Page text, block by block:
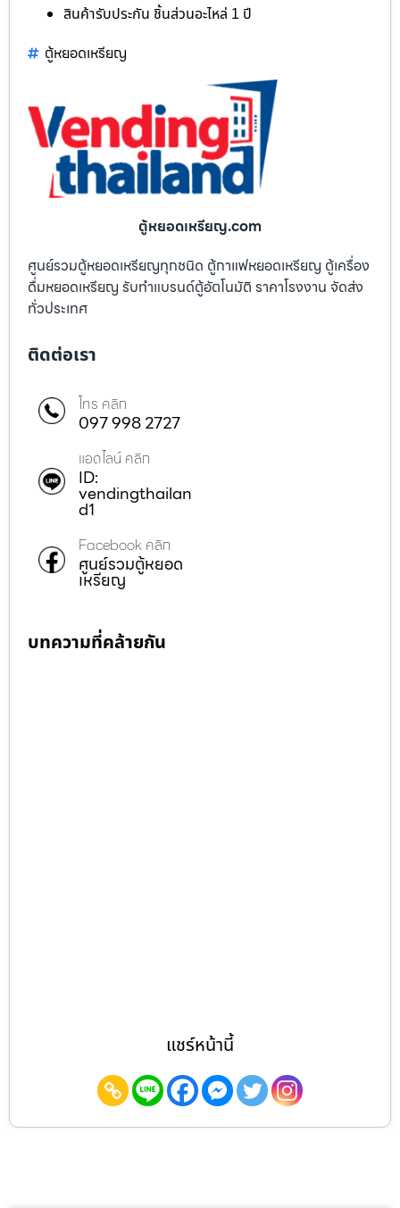
สินค้ารับประกัน ชิ้นส่วนอะไหล่ 1 ปี
ตู้หยอดเหรียญ
ตู้หยอดเหรียญ.com
ศูนย์รวมตู้หยอดเหรียญทุกชนิด ตู้กาแฟหยอดเหรียญ ตู้เครื่อง
ดื่มหยอดเหรียญ รับทำแบรนด์ตู้อัตโนมัติ ราคาโรงงาน จัดส่ง
ทั่วประเทศ
ติดต่อเรา
โทร คลิก
097 998 2727
แอดไลน์ คลิก
ID:
vendingthailan
d1
Facebook คลิก
ศูนย์รวมตู้หยอด
เหรียญ
บทความที่คล้ายกัน
แชร์หน้านี้